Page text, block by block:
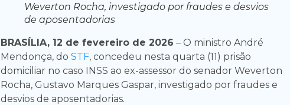
Weverton Rocha, investigado por fraudes e desvios
de aposentadorias
BRASÍLIA, 12 de fevereiro de 2026 – O ministro André
Mendonça, do STF, concedeu nesta quarta (11) prisão
domiciliar no caso INSS ao ex-assessor do senador Weverton
Rocha, Gustavo Marques Gaspar, investigado por fraudes e
desvios de aposentadorias.